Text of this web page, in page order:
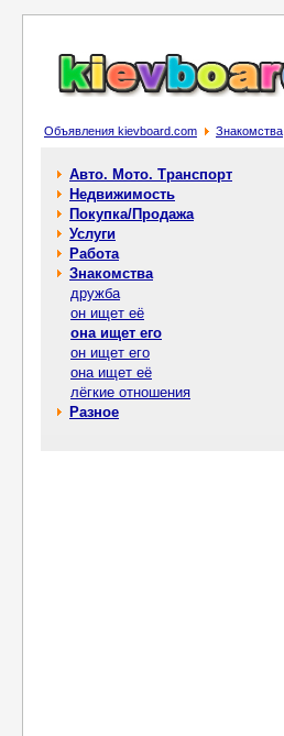
Объявления kievboard.com Знакомства
Авто. Мото. Транспорт
Недвижимость
Покупка/Продажа
Услуги
Работа
Знакомства
дружба
он ищет её
она ищет его
он ищет его
она ищет её
лёгкие отношения
Разное